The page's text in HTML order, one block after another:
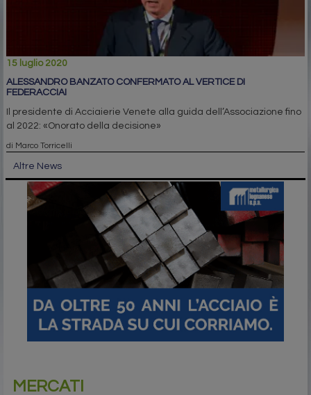
15 luglio 2020
ALESSANDRO BANZATO CONFERMATO AL VERTICE DI
FEDERACCIAI
Il presidente di Acciaierie Venete alla guida dell’Associazione fino
al 2022: «Onorato della decisione»
di Marco Torricelli
Altre News
MERCATI